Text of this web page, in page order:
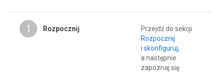
1 Rozpocznij
Przejdź do sekcji
Rozpocznij
i skonfiguruj,
a następnie
zapoznaj się